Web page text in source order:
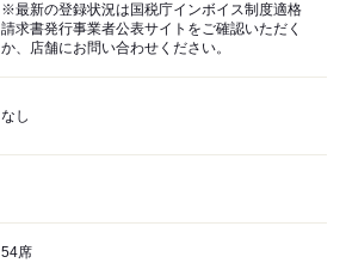
※最新の登録状況は国税庁インボイス制度適格
請求書発行事業者公表サイトをご確認いただく
か、店舗にお問い合わせください。
なし
54席